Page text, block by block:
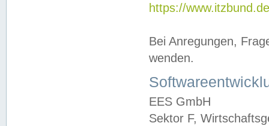
https://
Bei Anregungen,
wenden.
EES GmbH
Sektor F,